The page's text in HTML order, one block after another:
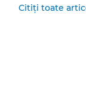
Citiţi toate